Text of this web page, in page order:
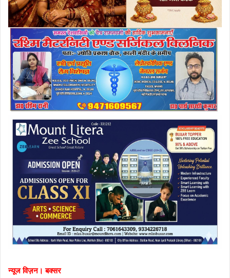
न्यूज विज़न। बक्सर